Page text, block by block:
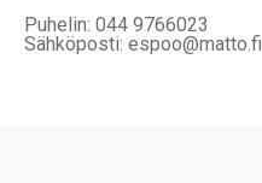
Puhelin: 044 9766023
Sähköposti: espoo@matto.fi